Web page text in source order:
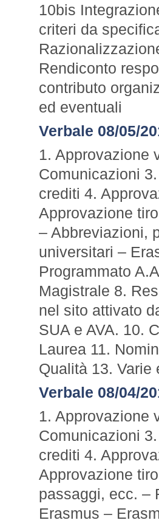
10bis
criteri da
Rendiconto
contributo
ed eventuali
Verbale 08/05/
1. Approvazione
Comunicazioni
crediti 4.
Approvazione
– Abbreviazioni,
universitari –
Programmato
Magistrale 8.
nel sito attivato
SUA e AVA. 10.
Laurea 11.
Qualità 13. Varie
Verbale 08/04/
1. Approvazione
Comunicazioni
crediti 4.
Approvazione
passaggi, ecc. –
Erasmus –